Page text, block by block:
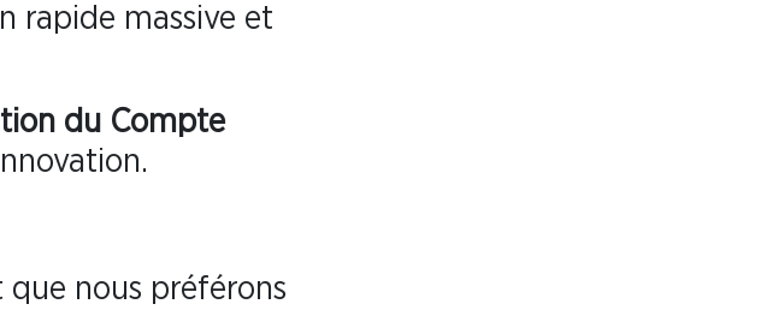
rapide massive et
du Compte
nous préférons